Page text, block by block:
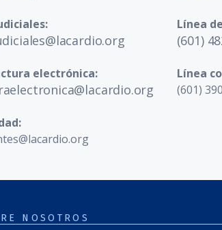
electrónica:
Línea
(601)
Línea
(601)
NOSOTROS